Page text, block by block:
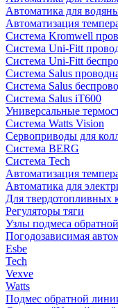
Автоматика для
Автоматизация
Система Kromwell
Система Uni-Fitt
Система Uni-Fitt
Система Salus
Система Salus
Система Salus iT600
Универсальные
Система Watts Vision
Сервоприводы для
Система BERG
Система Tech
Автоматизация
Автоматика для
Для твердотопливных
Регуляторы тяги
Узлы подмеса
Погодозависимая
Esbe
Tech
Vexve
Watts
Подмес обратной